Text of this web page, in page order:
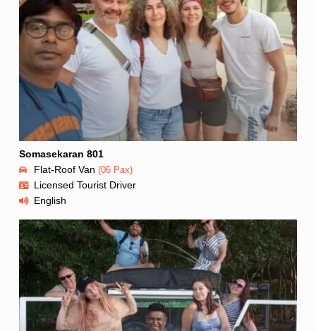
Somasekaran 801
Flat-Roof Van (06 Pax)
Licensed Tourist Driver
English